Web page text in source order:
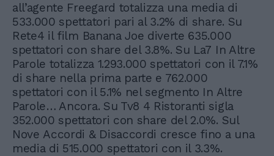
all’agente Freegard totalizza una media di
533.000 spettatori pari al 3.2% di share. Su
Rete4 il film Banana Joe diverte 635.000
spettatori con share del 3.8%. Su La7 In Altre
Parole totalizza 1.293.000 spettatori con il 7.1%
di share nella prima parte e 762.000
spettatori con il 5.1% nel segmento In Altre
Parole… Ancora. Su Tv8 4 Ristoranti sigla
352.000 spettatori con share del 2.0%. Sul
Nove Accordi & Disaccordi cresce fino a una
media di 515.000 spettatori con il 3.3%.